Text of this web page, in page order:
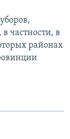
частности, в
районах